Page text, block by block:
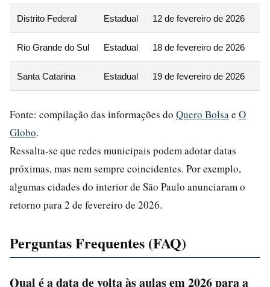
Distrito Federal Estadual 12 de fevereiro de 2026
Rio Grande do Sul Estadual 18 de fevereiro de 2026
Santa Catarina Estadual 19 de fevereiro de 2026
Fonte: compilação das informações do Quero Bolsa e O
Globo.
Ressalta-se que redes municipais podem adotar datas
próximas, mas nem sempre coincidentes. Por exemplo,
algumas cidades do interior de São Paulo anunciaram o
retorno para 2 de fevereiro de 2026.
Perguntas Frequentes (FAQ)
Qual é a data de volta às aulas em 2026 para a